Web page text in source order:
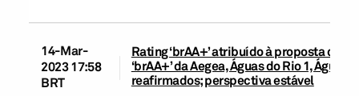
14-Mar-
2023 17:58
BRT
Rating ‘brAA+’ atribuído à proposta de
‘brAA+’ da Aegea, Águas do Rio 1,
reafirmados; perspectiva estável